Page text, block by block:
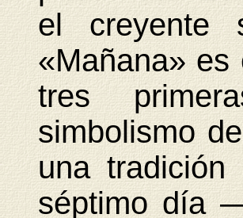
el creyente
«Mañana»
tres
simbolismo
una
séptimo día